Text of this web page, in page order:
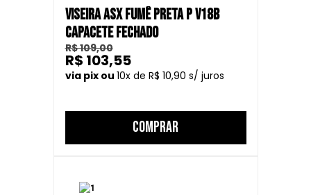
VISEIRA ASX FUMÊ PRETA P V18B
CAPACETE FECHADO
R$ 109,00
10
R$ 10,90
R$ 103,55
COMPRAR